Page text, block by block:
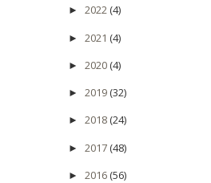
► 2022(4)
► 2021 (4)
► 2020(4)
► 2019(32)
► 2018(24)
► 2017(48)
► 2016(56)